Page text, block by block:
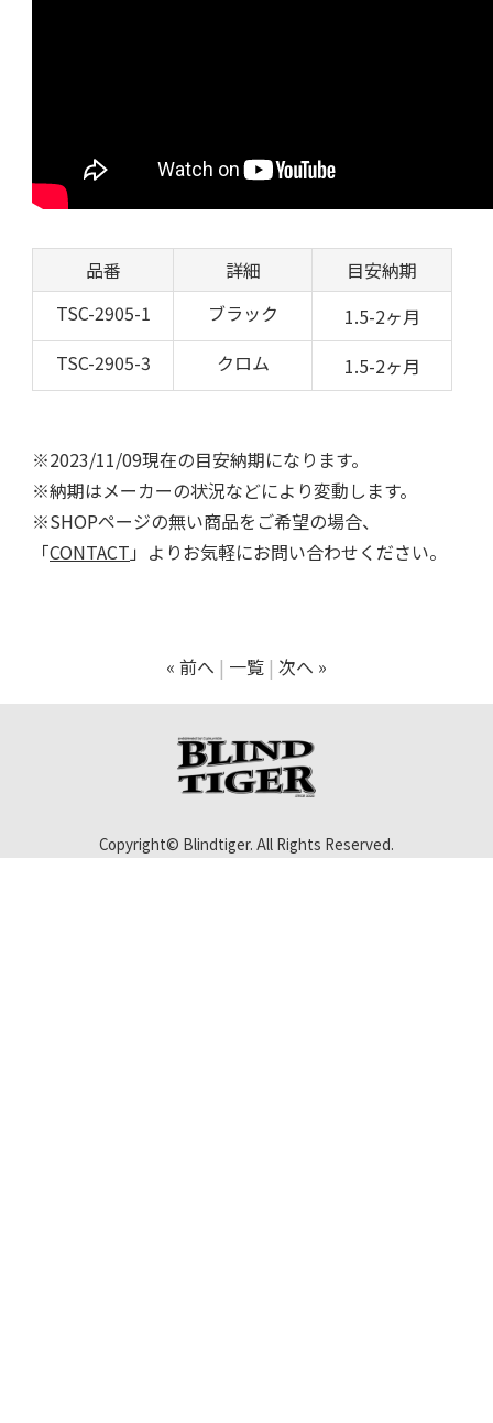
品番 詳細
目安納期
TSC-2905-1
ブラック
1.5-2ヶ月
TSC-2905-3
クロム 1.5-2ヶ月
※2023/11/09現在の目安納期になります。
※納期はメーカーの状況などにより変動します。
※SHOPページの無い商品をご希望の場合、
「CONTACT 」よりお気軽にお問い合わせください。
« 前へ 一覧 次へ »
Copyright© Blindtiger. All Rights Reserved.